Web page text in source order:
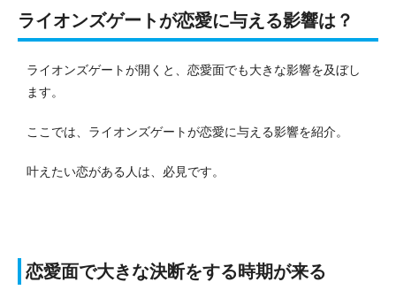
ライオンズゲートが恋愛に与える影響は？
ライオンズゲートが開くと、恋愛面でも大きな影響を及ぼし
ます。
ここでは、ライオンズゲートが恋愛に与える影響を紹介。
叶えたい恋がある人は、必見です。
恋愛面で大きな決断をする時期が来る